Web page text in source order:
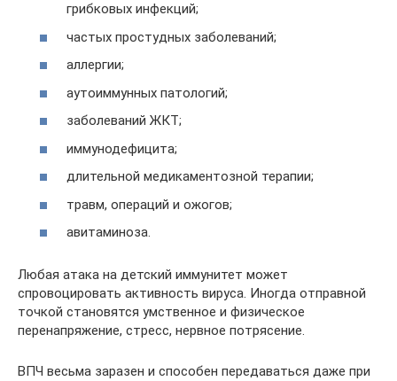
грибковых инфекций;
частых простудных заболеваний;
аллергии;
аутоиммунных патологий;
заболеваний ЖКТ;
иммунодефицита;
длительной медикаментозной терапии;
травм, операций и ожогов;
авитаминоза.
Любая атака на детский иммунитет может
спровоцировать активность вируса. Иногда отправной
точкой становятся умственное и физическое
перенапряжение, стресс, нервное потрясение.
ВПЧ весьма заразен и способен передаваться даже при